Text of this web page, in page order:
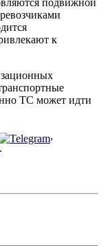
подвижной
к
ТС может идти
,
.